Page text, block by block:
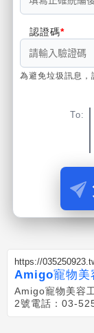
認證碼
為避免垃圾訊息
To:
https://
Amigo寵物美
Amigo寵物美容
2號電話：03-